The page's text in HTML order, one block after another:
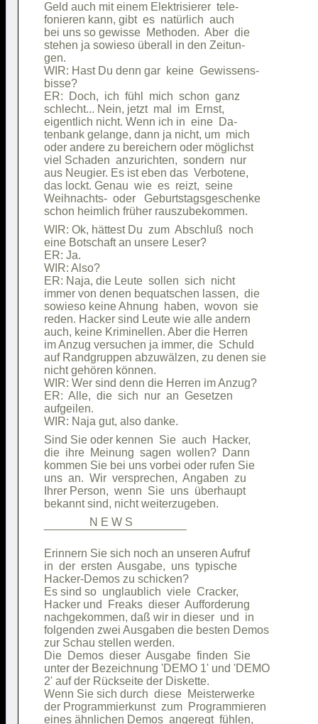
Geld auch mit einem Elektrisierer  tele-
fonieren kann, gibt  es  natürlich  auch
bei uns so gewisse  Methoden.  Aber  die
stehen ja sowieso überall in den Zeitun-
gen.
WIR: Hast Du denn gar  keine  Gewissens-
bisse?
ER:  Doch,  ich  fühl  mich  schon  ganz
schlecht... Nein, jetzt  mal  im  Ernst,
eigentlich nicht. Wenn ich in  eine  Da-
tenbank gelange, dann ja nicht, um  mich
oder andere zu bereichern oder möglichst
viel Schaden  anzurichten,  sondern  nur
aus Neugier. Es ist eben das  Verbotene,
das lockt. Genau  wie  es  reizt,  seine
Weihnachts-  oder   Geburtstagsgeschenke
WIR: Ok, hättest Du  zum  Abschluß  noch
eine Botschaft an unsere Leser?
ER: Ja.
WIR: Also?
ER: Naja, die Leute  sollen  sich  nicht
immer von denen bequatschen lassen,  die
sowieso keine Ahnung  haben,  wovon  sie
reden. Hacker sind Leute wie alle andern
auch, keine Kriminellen. Aber die Herren
im Anzug versuchen ja immer, die  Schuld
auf Randgruppen abzuwälzen, zu denen sie
nicht gehören können.
WIR: Wer sind denn die Herren im Anzug?
ER:  Alle,  die  sich  nur  an  Gesetzen
aufgeilen.
Sind Sie oder kennen  Sie  auch  Hacker,
die  ihre  Meinung  sagen  wollen?  Dann
kommen Sie bei uns vorbei oder rufen Sie
uns  an.  Wir  versprechen,  Angaben  zu
Ihrer Person,  wenn  Sie  uns  überhaupt
                N E W S
Erinnern Sie sich noch an unseren Aufruf
in  der  ersten  Ausgabe,  uns  typische
Hacker-Demos zu schicken?
Es sind so  unglaublich  viele  Cracker,
Hacker und  Freaks  dieser  Aufforderung
nachgekommen, daß wir in dieser  und  in
folgenden zwei Ausgaben die besten Demos
zur Schau stellen werden.
Die  Demos  dieser  Ausgabe  finden  Sie
unter der Bezeichnung 'DEMO 1' und 'DEMO
2' auf der Rückseite der Diskette.
Wenn Sie sich durch  diese  Meisterwerke
der Programmierkunst  zum  Programmieren
eines ähnlichen Demos  angeregt  fühlen,